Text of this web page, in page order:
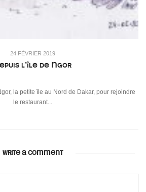
24 FÉVRIER 2019
l’île de Ngor
la petite île au Nord de Dakar, pour rejoindre
le restaurant...
WRITE A COMMENT